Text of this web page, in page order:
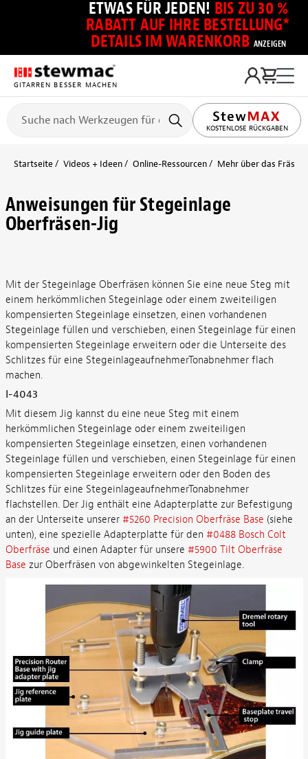
ETWAS FÜR JEDEN! BIS ZU 30 %
RABATT AUF IHRE BESTELLUNG*
DETAILS IM WARENKORB ANZEIGEN
GITARREN BESSER MACHEN
KOSTENLOSE RÜCKGABEN
Startseite Videos + Ideen Online-Ressourcen Mehr über das
Anweisungen für Stegeinlage
Oberfräsen-Jig
Mit der Stegeinlage Oberfräsen können Sie eine neue Steg mit
einem herkömmlichen Stegeinlage oder einem zweiteiligen
kompensierten Stegeinlage einsetzen, einen vorhandenen
Stegeinlage füllen und verschieben, einen Stegeinlage für einen
kompensierten Stegeinlage erweitern oder die Unterseite des
Schlitzes für eine StegeinlageaufnehmerTonabnehmer flach
machen.
I-4043
Mit diesem Jig kannst du eine neue Steg mit einem
herkömmlichen Stegeinlage oder einem zweiteiligen
kompensierten Stegeinlage einsetzen, einen vorhandenen
Stegeinlage füllen und verschieben, einen Stegeinlage für einen
kompensierten Stegeinlage erweitern oder den Boden des
Schlitzes für eine StegeinlageaufnehmerTonabnehmer
flachstellen. Der Jig enthält eine Adapterplatte zur Befestigung
an der Unterseite unserer #5260 Precision Oberfräse Base (siehe
unten), eine spezielle Adapterplatte für den #0488 Bosch Colt
Oberfräse und einen Adapter für unsere #5900 Tilt Oberfräse
Base zur Oberfräsen von abgewinkelten Stegeinlage.